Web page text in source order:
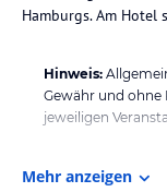
Hinweis:
Gewähr und ohne
jeweiligen
Mehr anzeigen